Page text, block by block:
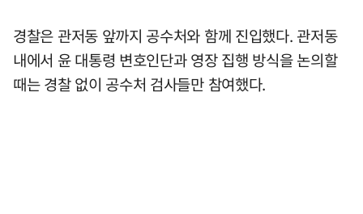
경찰은 관저동 앞까지 공수처와 함께 진입했다. 관저동
내에서 윤 대통령 변호인단과 영장 집행 방식을 논의할
때는 경찰 없이 공수처 검사들만 참여했다.